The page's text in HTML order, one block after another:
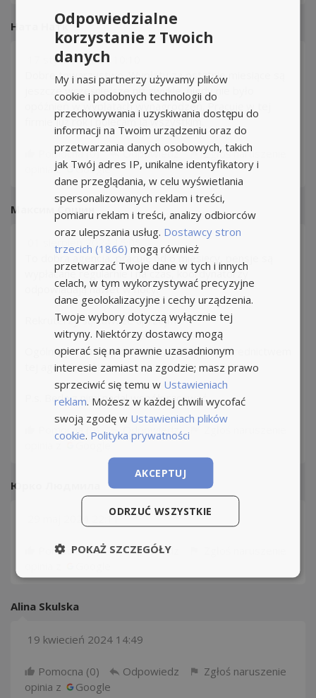
Ната Натк
17 styczeń 2025 10:10
Dobre towarzystwo. Wypłaty za ostatnie miesiące są
jeszcze wcześniejsze niż zwykle, nigdy nie było
opóźnień w wypłatach wynagrodzeń. Pracuję w tej
firmie już rok i polecam ją wszystkim.
Pomocna (0) Odpowiedz
Zgłoś naruszenie
opinia z
Google
Максим Сошин
01 sierpień 2024 15:05
To dobra agencja, pracuję od 6 miesięcy, pensje są
wypłacane regularnie i na czas, koordynatorzy
odpowiadają nawet w nocy.
Rekruterzy są zawsze uprzejmi.
Ogólnie jestem zadowolony z pracy za pośrednictwem
tej agencji, polecam!
P.s. Będę z nimi nadal współpracować
Pomocna ( 0) Odpowiedz
Юрко Людмила
29 maj 2024 22:11
Pomocna (0) Odpowiedz
Alina Skulska
19 kwiecień 2024 14:49
Pomocna (0) Odpowiedz
Zgłoś naruszenie
opinia z
Google
Odpowiedzialne
korzystanie z Twoich
danych
My i nasi partnerzy używamy plików
cookie i podobnych technologii do
przechowywania i uzyskiwania dostępu do
informacji na Twoim urządzeniu oraz do
przetwarzania danych osobowych, takich
jak Twój adres IP, unikalne identyfikatory i
dane przeglądania, w celu wyświetlania
spersonalizowanych reklam i treści,
pomiaru reklam i treści, analizy odbiorców
oraz ulepszania usług. Dostawcy stron
trzecich (1866) mogą również
przetwarzać Twoje dane w tych i innych
celach, w tym wykorzystywać precyzyjne
dane geolokalizacyjne i cechy urządzenia.
Twoje wybory dotyczą wyłącznie tej
witryny. Niektórzy dostawcy mogą
opierać się na prawnie uzasadnionym
interesie zamiast na zgodzie; masz prawo
sprzeciwić się temu w Ustawieniach
reklam. Możesz w każdej chwili wycofać
swoją zgodę w Ustawieniach plików
cookie. Polityka prywatności
AKCEPTUJ
ODRZUĆ WSZYSTKIE
POKAŻ SZCZEGÓŁY